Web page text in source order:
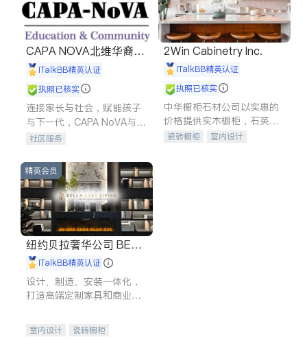
CAPA NOVA北维华裔家
长会iTalkBB精英认证
执照已核实
连接家长与社会，赋能孩子
与下一代，CAPA NoVA与您
携手建设包容、公平、充满
社区服务
2Win Cabinetry Inc.
iTalkBB精英认证
执照已核实
中华橱柜石材公司以实惠的
价格提供实木橱柜，石英石
台面，多种优质不锈钢水
瓷砖橱柜
室内设计
精英会员
纽约贝拉奢华公司 BELL
A LUXE
iTalkBB精英认证
设计、制造、安装一体化，
打造高端定制家具和商业空
室内设计
瓷砖橱柜